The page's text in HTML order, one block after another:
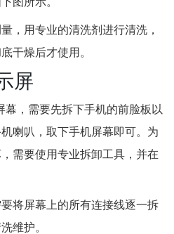
，用专业的清洗剂进行清洗，
干燥后才使用。
屏
幕，需要先拆下手机的前脸板以
喇叭，取下手机屏幕即可。为
需要使用专业拆卸工具，并在
将屏幕上的所有连接线逐一拆
维护。